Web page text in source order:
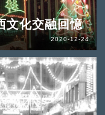
文化交融回憶
2020-12-24